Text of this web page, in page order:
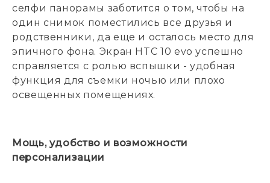
селфи панорамы заботится о том, чтобы на
один снимок поместились все друзья и
родственники, да еще и осталось место для
эпичного фона. Экран HTC 10 evo успешно
справляется с ролью вспышки - удобная
функция для съемки ночью или плохо
освещенных помещениях.
Мощь, удобство и возможности
персонализации